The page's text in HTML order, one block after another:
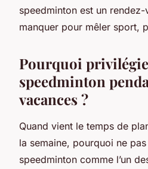
speedminton est un
manquer pour mêler sport,
Pourquoi
speedminton
vacances ?
Quand vient le temps de
la semaine, pourquoi ne
speedminton comme l’un